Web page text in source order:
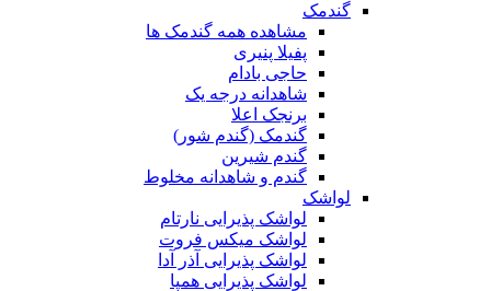
گندمک
مشاهده همه گندمک ها
پفیلا پنیری
حاجی بادام
شاهدانه درجه یک
برنجک اعلا
گندمک (گندم شور)
گندم شیرین
گندم و شاهدانه مخلوط
لواشک
لواشک پذیرایی نارتام
لواشک میکس فروت
لواشک پذیرایی آذر آدا
لواشک پذیرایی همپا